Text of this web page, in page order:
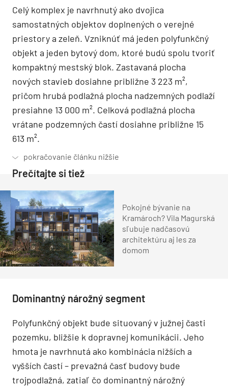
Celý komplex je navrhnutý ako dvojica
samostatných objektov doplnených o verejné
priestory a zeleň. Vzniknúť má jeden polyfunkčný
objekt a jeden bytový dom, ktoré budú spolu tvoriť
kompaktný mestský blok. Zastavaná plocha
nových stavieb dosiahne približne 3 223 m²,
pričom hrubá podlažná plocha nadzemných podlaží
presiahne 13 000 m². Celková podlažná plocha
vrátane podzemných častí dosiahne približne 15
613 m².
Prečítajte si tiež
Pokojné bývanie na
Kramároch? Vila Magurská
sľubuje nadčasovú
architektúru aj les za
domom
Dominantný nárožný segment
Polyfunkčný objekt bude situovaný v južnej časti
pozemku, bližšie k dopravnej komunikácii. Jeho
hmota je navrhnutá ako kombinácia nižších a
vyšších častí – prevažná časť budovy bude
trojpodlažná, zatiaľ čo dominantný nárožný